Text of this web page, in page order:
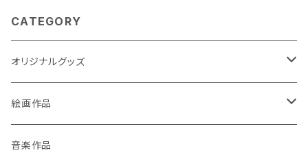
CATEGORY
オリジナルグッズ
ポストカード
缶バッチ
絵画作品
原画作品
音楽作品